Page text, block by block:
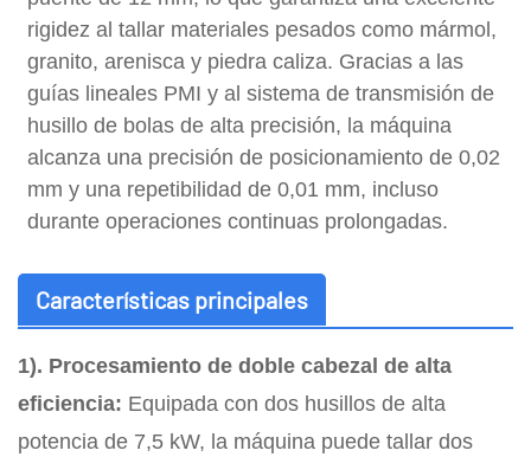
rigidez al tallar materiales pesados ​​como mármol,
granito, arenisca y piedra caliza. Gracias a las
guías lineales PMI y al sistema de transmisión de
husillo de bolas de alta precisión, la máquina
alcanza una precisión de posicionamiento de 0,02
mm y una repetibilidad de 0,01 mm, incluso
durante operaciones continuas prolongadas.
Características principales
1). Procesamiento de doble cabezal de alta
eficiencia: Equipada con dos husillos de alta
potencia de 7,5 kW, la máquina puede tallar dos